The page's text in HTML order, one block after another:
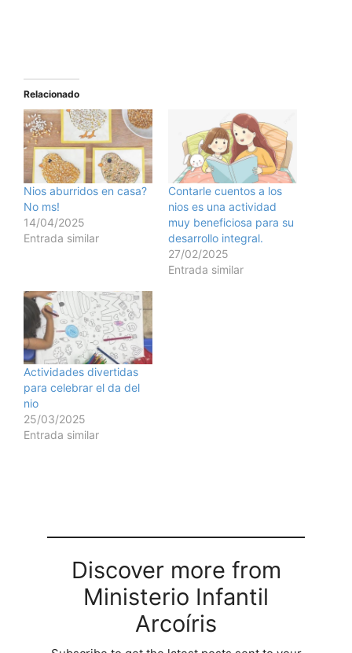
Relacionado
Nios aburridos en casa?
No ms!
14/04/2025
Entrada similar
Contarle cuentos a los
nios es una actividad
muy beneficiosa para su
desarrollo integral.
27/02/2025
Entrada similar
Actividades divertidas
para celebrar el da del
nio
25/03/2025
Entrada similar
Discover more from
Ministerio Infantil
Arcoíris